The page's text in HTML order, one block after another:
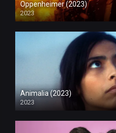
Oppenheimer (2023)
2023
Animalia (2023)
2023